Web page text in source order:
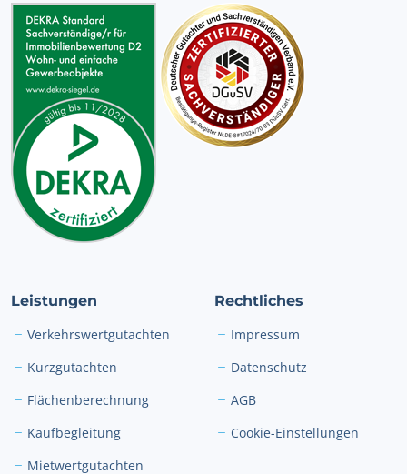
Leistungen
Verkehrswertgutachten
Kurzgutachten
Flächenberechnung
Kaufbegleitung
Mietwertgutachten
Rechtliches
Impressum
Datenschutz
AGB
Cookie-Einstellungen